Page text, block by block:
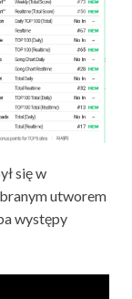
się w
utworem
występy